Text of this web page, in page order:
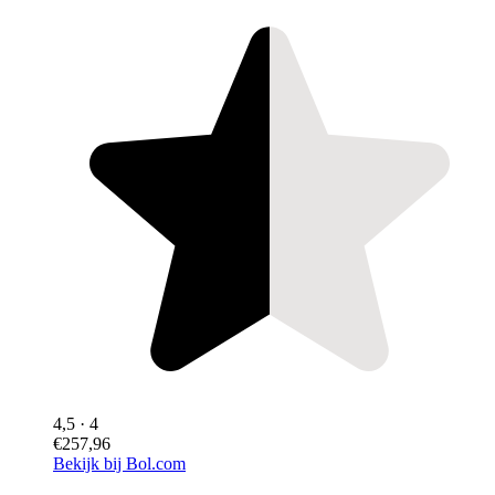
4,5 · 4
€257,96
Bekijk bij Bol.com